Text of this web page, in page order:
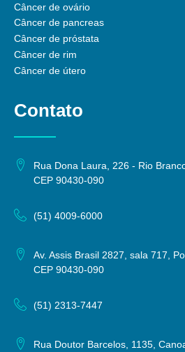
Câncer de ovário
Câncer de pancreas
Câncer de próstata
Câncer de rim
Câncer de útero
Contato
Rua Dona Laura, 226 - Rio
CEP 90430-090
(51) 4009-6000
Av. Assis Brasil 2827, sala 717,
CEP 90430-090
(51) 2313-7447
Rua Doutor Barcelos, 1135,